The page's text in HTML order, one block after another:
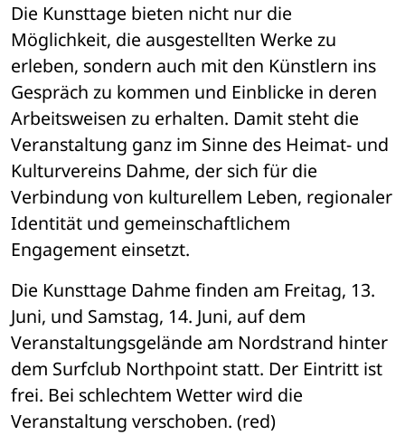
Die Kunsttage bieten nicht nur die
Möglichkeit, die ausgestellten Werke zu
erleben, sondern auch mit den Künstlern ins
Gespräch zu kommen und Einblicke in deren
Arbeitsweisen zu erhalten. Damit steht die
Veranstaltung ganz im Sinne des Heimat- und
Kulturvereins Dahme, der sich für die
Verbindung von kulturellem Leben, regionaler
Identität und gemeinschaftlichem
Engagement einsetzt.
Die Kunsttage Dahme finden am Freitag, 13.
Juni, und Samstag, 14. Juni, auf dem
Veranstaltungsgelände am Nordstrand hinter
dem Surfclub Northpoint statt. Der Eintritt ist
frei. Bei schlechtem Wetter wird die
Veranstaltung verschoben. (red)